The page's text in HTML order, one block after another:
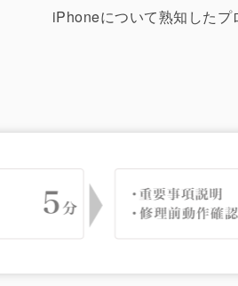
iPhoneについて熟知したプ